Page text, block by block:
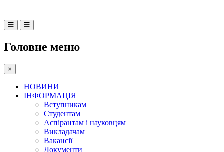
Головне меню
×
НОВИНИ
ІНФОРМАЦІЯ
Вступникам
Студентам
Аспірантам і науковцям
Викладачам
Вакансії
Документи